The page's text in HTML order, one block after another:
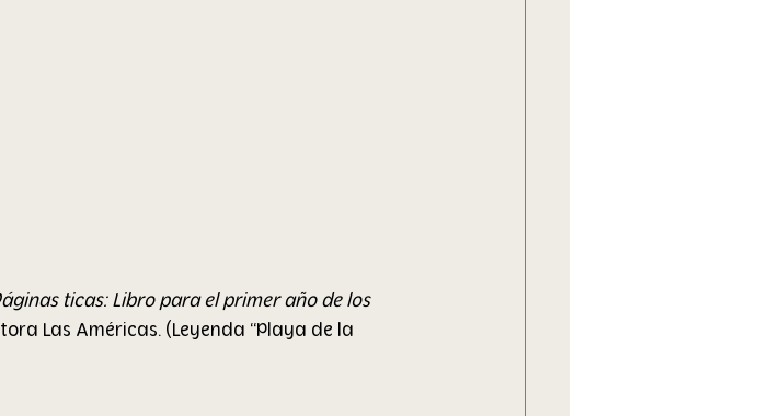
ticas: Libro para el primer año de los
Las Américas. (Leyenda “Playa de la